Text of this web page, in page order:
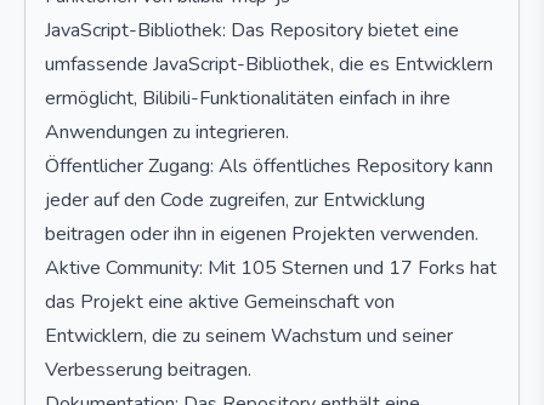
JavaScript-Bibliothek: Das Repository bietet eine
umfassende JavaScript-Bibliothek, die es Entwicklern
ermöglicht, Bilibili-Funktionalitäten einfach in ihre
Anwendungen zu integrieren.
Öffentlicher Zugang: Als öffentliches Repository kann
jeder auf den Code zugreifen, zur Entwicklung
beitragen oder ihn in eigenen Projekten verwenden.
Aktive Community: Mit 105 Sternen und 17 Forks hat
das Projekt eine aktive Gemeinschaft von
Entwicklern, die zu seinem Wachstum und seiner
Verbesserung beitragen.